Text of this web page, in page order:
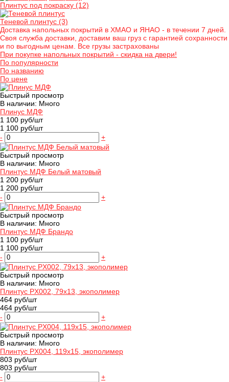
Плинтус под покраску (12)
Теневой плинтус (3)
Доставка напольных покрытий в ХМАО и ЯНАО - в течении 7 дней.
Своя служба доставки, доставим ваш груз с гарантией сохранности
и по выгодным ценам. Все грузы застрахованы
При покупке напольных покрытий - скидка на двери!
По популярности
По названию
По цене
Быстрый просмотр
В наличии: Много
Плинус МДФ
1 100 руб/шт
1 100 руб/шт
-
+
Быстрый просмотр
В наличии: Много
Плинтус МДФ Белый матовый
1 200 руб/шт
1 200 руб/шт
-
+
Быстрый просмотр
В наличии: Много
Плинтус МДФ Брандо
1 100 руб/шт
1 100 руб/шт
-
+
Быстрый просмотр
В наличии: Много
Плинтус PX002, 79х13, экополимер
464 руб/шт
464 руб/шт
-
+
Быстрый просмотр
В наличии: Много
Плинтус PX004, 119х15, экополимер
803 руб/шт
803 руб/шт
-
+